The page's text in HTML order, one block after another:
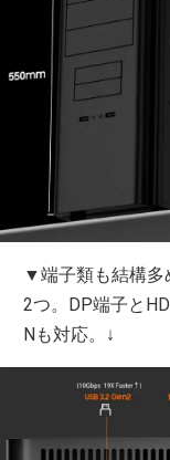
▼端子類も結構多
2つ。DP端子と
Nも対応。↓